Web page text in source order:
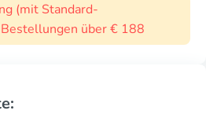
(mit Standard-
über € 188